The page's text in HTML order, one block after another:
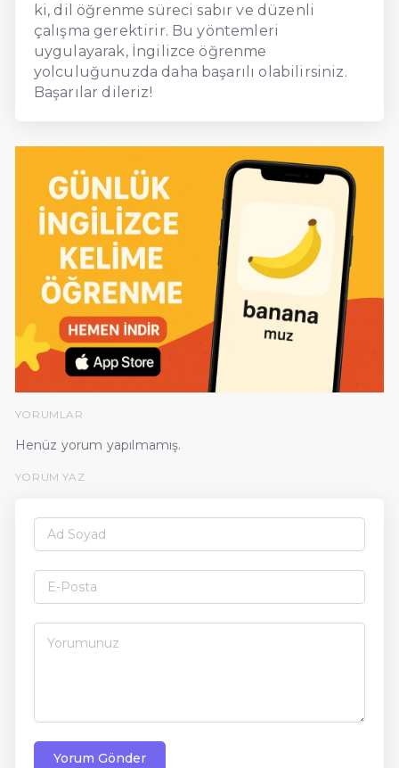
ki, dil öğrenme süreci sabır ve düzenli
çalışma gerektirir. Bu yöntemleri
uygulayarak, İngilizce öğrenme
yolculuğunuzda daha başarılı olabilirsiniz.
Başarılar dileriz!
YORUMLAR
Henüz yorum yapılmamış.
YORUM YAZ
Yorum Gönder